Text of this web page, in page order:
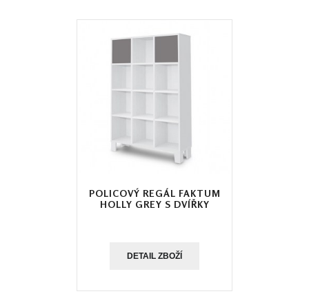
POLICOVÝ REGÁL FAKTUM
HOLLY GREY S DVÍŘKY
DETAIL ZBOŽÍ